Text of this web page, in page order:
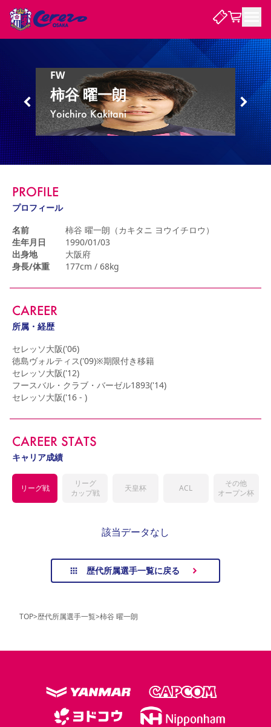
試合について
試合日程 / 結果 順位表
チームについて
選手・スタッフ スケジュール メディア情報 アクセス レディース
観戦する
チケット
チケット情報 販売スケジュール 価格・席種 購入方法
観戦ガイド
初めて観戦ガイド キッズ向けサービス グルメ マッチデープログラム
観戦マナー&ルール ビジターサポーター観戦ガイド 公式アプリ
スタジアム
DAZNで観戦
アウェイツアー
アウェイツアー
よくある質問
クラブを知る
クラブ紹介 沿革
サポートする
パートナー企業募集中
セレッソアイデアちょうだいな
Lise（ライセンスビジネス）
サステナビリティ
サステナビリティポリシー
活動レポート
スポーツクラブ
スポーツクラブ
関連団体/施設
セレッソスポーツパーク舞洲 YANMAR HANASAKA STADIUM
大人のサッカースクール
ファンクラブ
SAKURA SOCIO SAKURA POINT Program
まいセレチケット 会員規定
ニュース
ニュース
すべて チーム グッズ チケット イベント ファンクラブ
レディース
アカデミー
FW
柿谷 曜一朗
Yoichiro Kakitani
PROFILE
プロフィール
名前
柿谷 曜一朗（カキタニ ヨウイチロウ）
生年月日
1990/01/03
出身地
大阪府
身長/体重
177cm / 68kg
CAREER
所属・経歴
セレッソ大阪('06)
徳島ヴォルティス('09)※期限付き移籍
セレッソ大阪('12)
フースバル・クラブ・バーゼル1893('14)
セレッソ大阪('16 - )
CAREER STATS
キャリア成績
リーグ戦
リーグ
カップ戦
天皇杯 ACL
その他
オープン杯
該当データなし
歴代所属選手一覧に戻る
TOP>歴代所属選手一覧>柿谷 曜一朗